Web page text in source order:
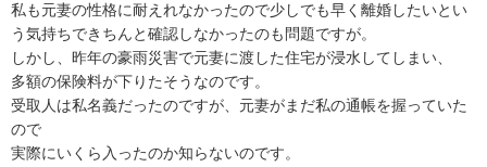
私も元妻の性格に耐えれなかったので少しでも早く離婚したいとい
う気持ちできちんと確認しなかったのも問題ですが。
しかし、昨年の豪雨災害で元妻に渡した住宅が浸水してしまい、
多額の保険料が下りたそうなのです。
受取人は私名義だったのですが、元妻がまだ私の通帳を握っていた
ので
実際にいくら入ったのか知らないのです。